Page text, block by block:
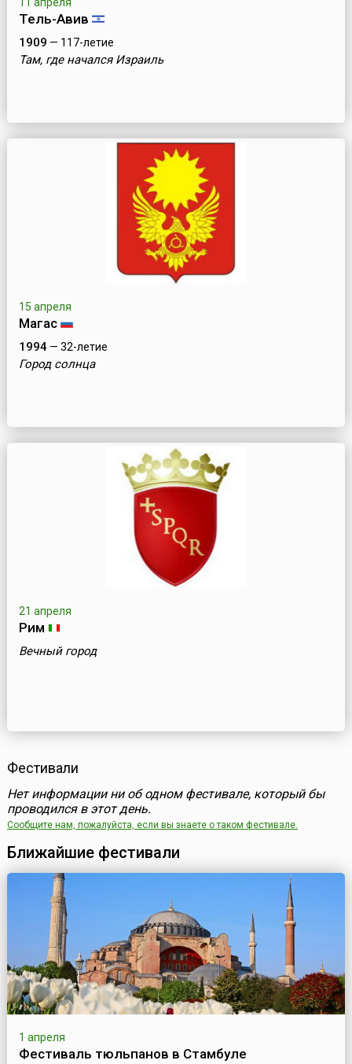
Тель-Авив
1909 — 117-летие
Там, где начался Израиль
15 апреля
Магас
1994— 32-летие
Город солнца
21 апреля
Рим
Вечный город
Фестивали
Нет информации ни об одном фестивале, который бы
проводился в этот день.
Сообщите нам, пожалуйста, если вы знаете о таком фестивале.
Ближайшие фестивали
1 апреля
Фестиваль тюльпанов в Стамбуле